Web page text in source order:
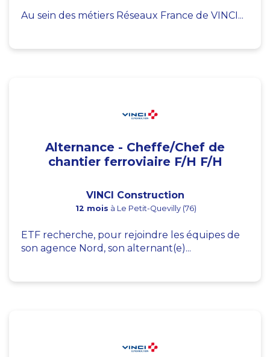
Au sein des métiers Réseaux France de VINCI...
Alternance - Cheffe/Chef de
chantier ferroviaire F/H F/H
VINCI Construction
12 mois à Le Petit-Quevilly (76)
ETF recherche, pour rejoindre les équipes de
son agence Nord, son alternant(e)...